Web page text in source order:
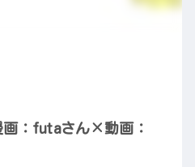
画：futaさん×動画：